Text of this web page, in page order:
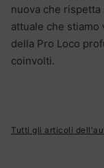
nuova che
attuale che stiamo
della Pro Loco
coinvolti.
Tutti gli articoli